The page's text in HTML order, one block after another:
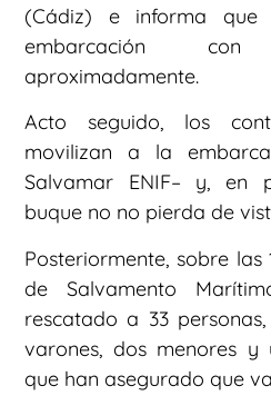
(Cádiz) e informa
embarcación
aproximadamente.
Acto seguido, los
movilizan a la
Salvamar ENIF– y, en
buque no no pierda de
Posteriormente, sobre las
de Salvamento
rescatado a 33
varones, dos menores
que han asegurado que